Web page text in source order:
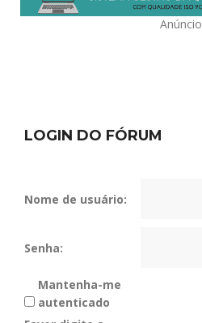
Anúncio
LOGIN DO FÓRUM
Nome de usuário:
Senha:
Mantenha-me
autenticado